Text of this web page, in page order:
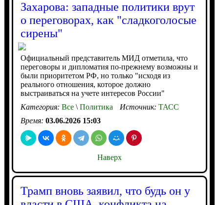
Захарова: западные политики врут
о переговорах, как "сладкоголосые
сирены"
Официальный представитель МИД отметила, что
переговоры и дипломатия по-прежнему возможны и
были приоритетом РФ, но только "исходя из
реального отношения, которое должно
выстраиваться на учете интересов России"
Категория: Все\Политика Источник: ТАСС
Время: 03.06.2026 15:03
Наверх
Трамп вновь заявил, что будь он у